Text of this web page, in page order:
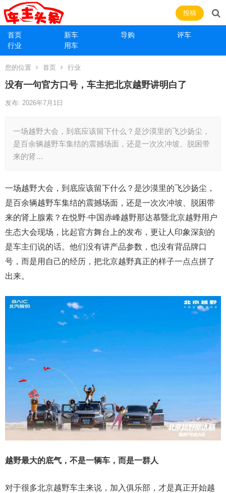
首页 新车 导购
评车
行业
用车
投稿
您的位置 首页 行业
没有一句官方口号，车主把北京越野讲明白了
发布: 2026年7月1日
一场越野大会，到底应该留下什么？是沙漠里的飞沙扬尘，
是百余辆越野车集结的震撼场面，还是一次次冲坡、脱困带
来的肾…
一场越野大会，到底应该留下什么？是沙漠里的飞沙扬尘，
是百余辆越野车集结的震撼场面，还是一次次冲坡、脱困带
来的肾上腺素？在悦野·中国赤峰越野那达慕暨北京越野用户
生态大会现场，比起官方舞台上的发布，更让人印象深刻的
是车主们说的话。他们没有讲产品参数，也没有背品牌口
号，而是用自己的经历，把北京越野真正的样子一点点拼了
出来。
越野最大的底气，不是一辆车，而是一群人
对于很多北京越野车主来说，加入俱乐部，才是真正开始越